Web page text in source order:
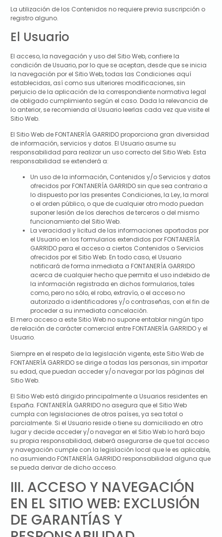
La utilización de los Contenidos no requiere previa suscripción o
registro alguno.
El Usuario
El acceso, la navegación y uso del Sitio Web, confiere la
condición de Usuario, por lo que se aceptan, desde que se inicia
la navegación por el Sitio Web, todas las Condiciones aquí
establecidas, así como sus ulteriores modificaciones, sin
perjuicio de la aplicación de la correspondiente normativa legal
de obligado cumplimiento según el caso. Dada la relevancia de
lo anterior, se recomienda al Usuario leerlas cada vez que visite el
Sitio Web.
El Sitio Web de FONTANERÍA GARRIDOproporciona gran diversidad
de información, servicios y datos. El Usuario asume su
responsabilidad para realizar un uso correcto del Sitio Web. Esta
responsabilidad se extenderá a:
Un uso de la información, Contenidos y/o Servicios y datos
ofrecidos por FONTANERÍA GARRIDOsin que sea contrario a
lo dispuesto por las presentes Condiciones, la Ley, la moral
o el orden público, o que de cualquier otro modo puedan
suponer lesión de los derechos de terceros o del mismo
funcionamiento del Sitio Web.
La veracidad y licitud de las informaciones aportadas por
el Usuario en los formularios extendidos por FONTANERÍA
GARRIDOpara el acceso a ciertos Contenidos o Servicios
ofrecidos por el Sitio Web. En todo caso, el Usuario
notificará de forma inmediata a FONTANERÍA GARRIDO
acerca de cualquier hecho que permita el uso indebido de
la información registrada en dichos formularios, tales
como, pero no sólo, el robo, extravío, o el acceso no
autorizado a identificadores y/o contraseñas, con el fin de
proceder a su inmediata cancelación.
El mero acceso a este Sitio Web no supone entablar ningún tipo
de relación de carácter comercial entre FONTANERÍA GARRIDOy el
Usuario.
Siempre en el respeto de la legislación vigente, este Sitio Web de
FONTANERÍA GARRIDOse dirige a todas las personas, sin importar
su edad, que puedan acceder y/o navegar por las páginas del
Sitio Web.
El Sitio Web está dirigido principalmente a Usuarios residentes en
España. FONTANERÍA GARRIDOno asegura que el Sitio Web
cumpla con legislaciones de otros países, ya sea total o
parcialmente. Si el Usuario reside o tiene su domiciliado en otro
lugar y decide acceder y/o navegar en el Sitio Web lo hará bajo
su propia responsabilidad, deberá asegurarse de que tal acceso
y navegación cumple con la legislación local que le es aplicable,
no asumiendo FONTANERÍA GARRIDOresponsabilidad alguna que
se pueda derivar de dicho acceso.
III. ACCESO Y NAVEGACIÓN
EN EL SITIO WEB: EXCLUSIÓN
DE GARANTÍAS Y